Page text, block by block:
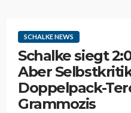
SCHALKE NEWS
Schalke siegt
Aber
Doppelpack-
Grammozis